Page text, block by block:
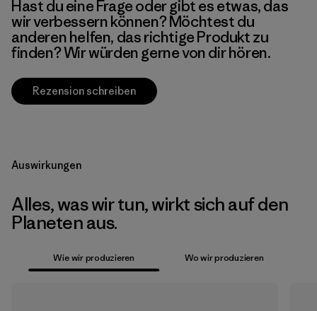
Hast du eine Frage oder gibt es etwas, das
wir verbessern können? Möchtest du
anderen helfen, das richtige Produkt zu
finden? Wir würden gerne von dir hören.
Rezension schreiben
Auswirkungen
Alles, was wir tun, wirkt sich auf den
Planeten aus.
Wie wir produzieren Wo wir produzieren